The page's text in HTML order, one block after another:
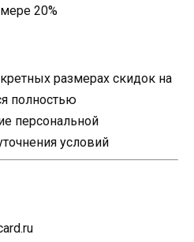
20%
размерах скидок на
полностью
персональной
условий